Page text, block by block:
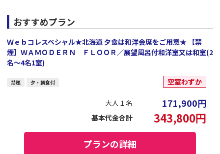
おすすめプラン
Ｗｅｂコレスペシャル★北海道 夕食は和洋会席をご用意★ 【禁
煙】ＷＡＭＯＤＥＲＮ ＦＬＯＯＲ／展望風呂付和洋室又は和室(2
名～4名1室)
禁煙 夕・朝食付 空室わずか
大人１名 171,900円
基本代金合計 343,800円
プランの詳細